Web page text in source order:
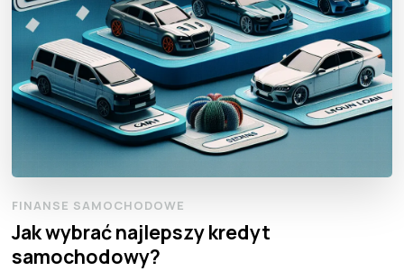
FINANSE SAMOCHODOWE
Jak wybrać najlepszy kredyt
samochodowy?